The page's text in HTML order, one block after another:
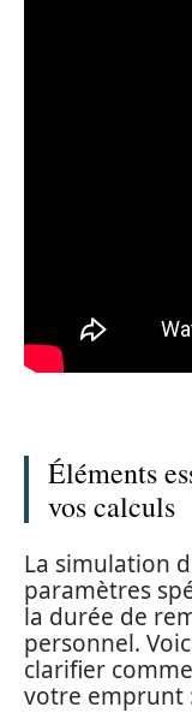
Éléments
vos calculs
La simulation
paramètres
la durée de
personnel.
clarifier
votre emprunt